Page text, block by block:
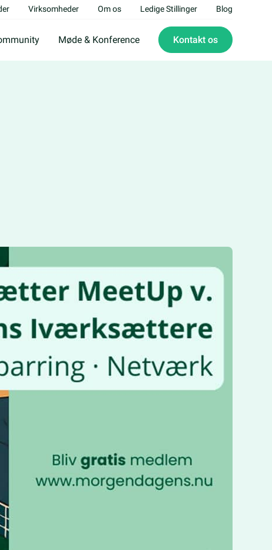
Virksomheder Om os Ledige Stillinger Blog
Møde & Konference Kontakt os